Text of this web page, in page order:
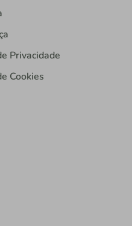
Privacidade
Cookies